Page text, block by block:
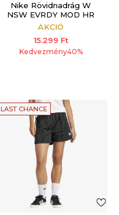
Nike Rövidnadrág W
NSW EVRDY MOD HR
WVN SHORT
AKCIÓ
15.299 Ft
Kedvezmény40%
LAST CHANCE